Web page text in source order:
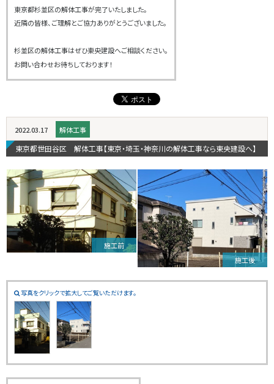
東京都杉並区の解体工事が完了いたしました。
近隣の皆様、ご理解とご協力ありがとうございました。
杉並区の解体工事はぜひ東央建設へご相談ください。
お問い合わせお待ちしております！
2022.03.17 解体工事
東京都世田谷区 解体工事【東京・埼玉・神奈川の解体工事なら東央建設へ】
施工前
施工後
写真をクリックで拡大してご覧いただけます。